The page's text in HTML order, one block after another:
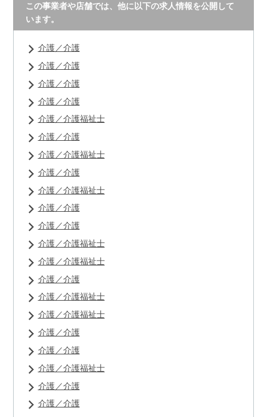
この事業者や店舗では、他に以下の求人情報を公開して
います。
介護／介護
介護／介護
介護／介護
介護／介護
介護／介護福祉士
介護／介護
介護／介護福祉士
介護／介護
介護／介護福祉士
介護／介護
介護／介護
介護／介護福祉士
介護／介護福祉士
介護／介護
介護／介護福祉士
介護／介護福祉士
介護／介護
介護／介護
介護／介護福祉士
介護／介護
介護／介護